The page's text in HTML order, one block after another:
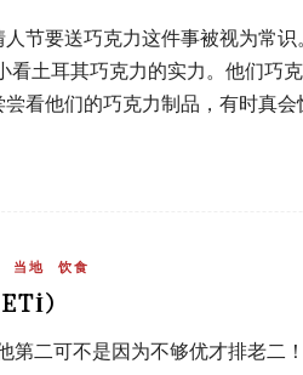
节要送巧克力这件事被视为常识
看土耳其巧克力的实力。他们巧
看他们的巧克力制品，有时真
当地 饮食
）
二可不是因为不够优才排老二